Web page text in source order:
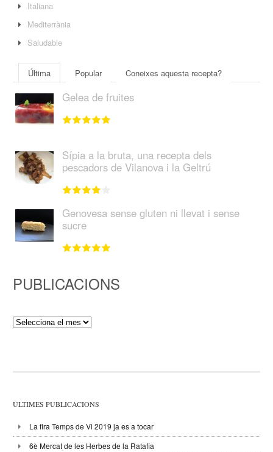
Italiana
Mediterrània
Saludable
Última Popular Coneixes aquesta recepta?
Gelea de fruites
Sípia a la bruta, una recepta dels
pescadors de Vilanova i la Geltrú
Genovesa sense gluten ni llevat i sense
sucre
PUBLICACIONS
Publicacions
ÚLTIMES PUBLICACIONS
La fira Temps de Vi 2019 ja es a tocar
6è Mercat de les Herbes de la Ratafia